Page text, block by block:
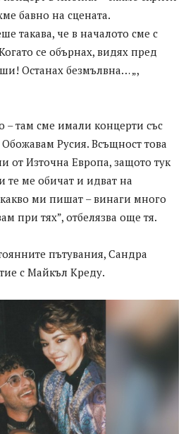
бавно на сцената.
такава, че в началото сме с
се обърнах, видях пред
Останах безмълвна… „,
– там сме имали концерти със
Русия. Всъщност това
от Източна Европа, защото тук
ме обичат и идват на
ми пишат – винаги много
при тях”, отбелязва още тя.
пътувания, Сандра
с Майкъл Креду.